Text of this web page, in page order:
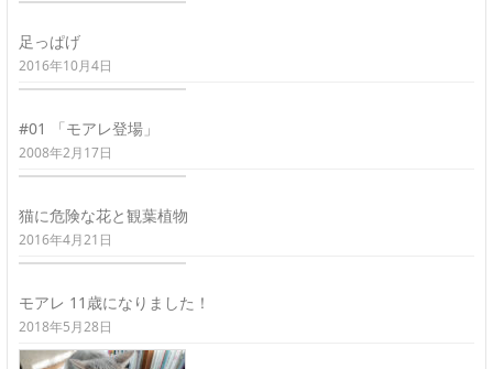
足っぱげ
2016年10月4日
#01 「モアレ登場」
2008年2月17日
猫に危険な花と観葉植物
2016年4月21日
モアレ 11歳になりました！
2018年5月28日